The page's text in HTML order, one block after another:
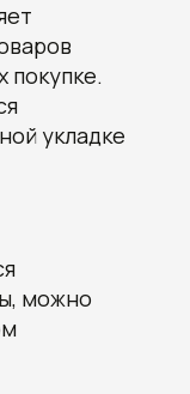
покупке.
укладке
можно